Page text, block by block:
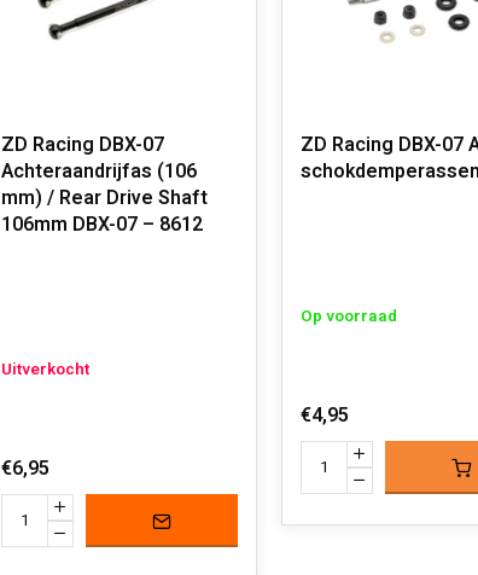
ZD Racing DBX-07
Achteraandrijfas (106
mm) / Rear Drive Shaft
106mm DBX-07 – 8612
Uitverkocht
€6,95
ZD Racing DBX-07
schokdemperassen
Op voorraad
€4,95